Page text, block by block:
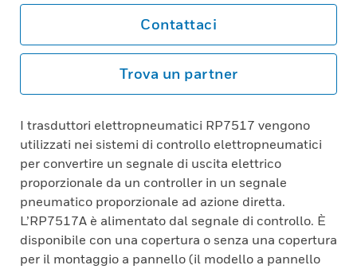
Contattaci
Trova un partner
I trasduttori elettropneumatici RP7517 vengono
utilizzati nei sistemi di controllo elettropneumatici
per convertire un segnale di uscita elettrico
proporzionale da un controller in un segnale
pneumatico proporzionale ad azione diretta.
L’RP7517A è alimentato dal segnale di controllo. È
disponibile con una copertura o senza una copertura
per il montaggio a pannello (il modello a pannello